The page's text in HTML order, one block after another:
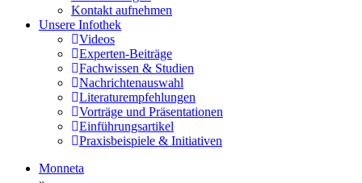
Kontakt aufnehmen
Unsere Infothek
Videos
Experten-Beiträge
Fachwissen & Studien
Nachrichtenauswahl
Literaturempfehlungen
Vorträge und Präsentationen
Einführungsartikel
Praxisbeispiele & Initiativen
Monneta